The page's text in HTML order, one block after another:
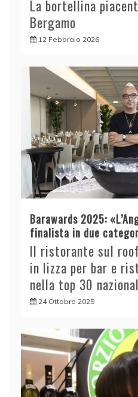
La bortellina
Bergamo
12 Febbraio 2026
Barawards 2025:
finalista in due
Il ristorante sul
in lizza per bar e
nella top 30
24 Ottobre 2025